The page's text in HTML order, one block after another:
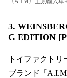
〈A.I.M〉正規輸入車
3.
G EDITION
トイファクト
ブランド「